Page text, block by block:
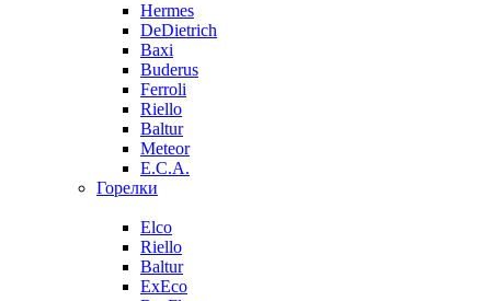
Hermes
DeDietrich
Baxi
Buderus
Ferroli
Riello
Baltur
Meteor
E.C.A.
Горелки
Elco
Riello
Baltur
ExEco